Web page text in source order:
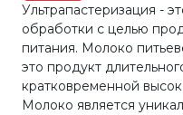
Ультрапастеризация -
обработки с целью
питания. Молоко
это продукт
кратковременной
Молоко является